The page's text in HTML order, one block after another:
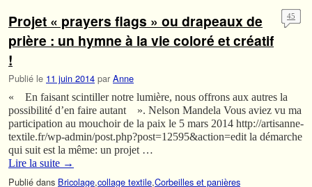
Projet « prayers flags » ou drapeaux de
prière : un hymne à la vie coloré et créatif
!
Publié le 11 juin 2014 par Anne
45
« En faisant scintiller notre lumière, nous offrons aux autres la
possibilité d’en faire autant ». Nelson Mandela Vous aviez vu ma
participation au mouchoir de la paix le 5 mars 2014 http://artisanne-
textile.fr/wp-admin/post.php?post=12595&action=edit la démarche
qui suit est la même: un projet …
Lire la suite →
Publié dans Bricolage,collage textile,Corbeilles et panières